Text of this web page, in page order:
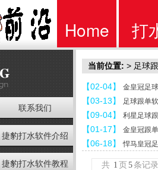
Home
首页
打
软
联系我们
捷豹打水软件介绍
捷豹打水软件教程
当前位置: > 足球
【02-04】 金皇冠足
【03-13】 足球跟单
【09-04】 利星足球
【01-17】 金皇冠跟
【06-18】悍马皇冠
共 1 页 5 条记录